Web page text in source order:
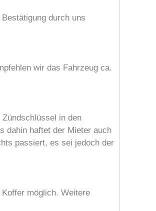
durch uns
wir das Fahrzeug ca.
in den
dahin haftet der Mieter auch
passiert, es sei jedoch der
möglich. Weitere